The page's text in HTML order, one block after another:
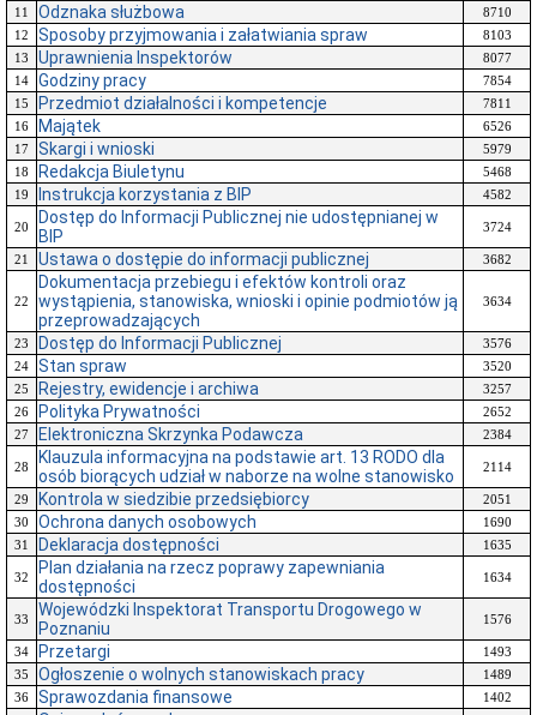
11
Odznaka służbowa
8710
12
Sposoby przyjmowania i załatwiania spraw
8103
13
Uprawnienia Inspektorów
8077
14
Godziny pracy
7854
15
Przedmiot działalności i kompetencje
7811
16
Majątek
6526
17
Skargi i wnioski
5979
18
Redakcja Biuletynu
5468
19
Instrukcja korzystania z BIP 4582
20
Dostęp do Informacji Publicznej nie udostępnianej w
BIP
3724
21 Ustawa o dostępie do informacji publicznej 3682
22
Dokumentacja przebiegu i efektów kontroli oraz
wystąpienia, stanowiska, wnioski i opinie podmiotów ją
przeprowadzających
3634
23 Dostęp do Informacji Publicznej
3576
24
Stan spraw
3520
25
Rejestry, ewidencje i archiwa
3257
26
Polityka Prywatności
2652
27
Elektroniczna Skrzynka Podawcza 2384
28
Klauzula informacyjna na podstawie art. 13 RODO dla
osób biorących udział w naborze na wolne stanowisko
2114
29 Kontrola w siedzibie przedsiębiorcy
2051
30
Ochrona danych osobowych
1690
31
Deklaracja dostępności 1635
32
Plan działania na rzecz poprawy zapewniania
dostępności
1634
33
Wojewódzki Inspektorat Transportu Drogowego w
Poznaniu
1576
34 Przetargi
1493
35
Ogłoszenie o wolnych stanowiskach pracy
1489
36
Sprawozdania finansowe
1402